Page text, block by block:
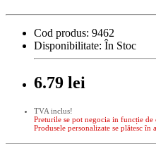
Cod produs: 9462
Disponibilitate: În Stoc
6.79 lei
TVA inclus!
Preturile se pot negocia in funcție de
Produsele personalizate se plătesc în